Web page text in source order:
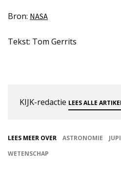
Bron: NASA
Tekst: Tom Gerrits
KIJK-redactie LEES ALLE
LEES MEER OVER ASTRONOMIE
WETENSCHAP